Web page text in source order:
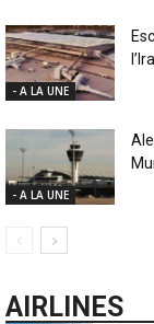
- A LA UNE
- A LA UNE
AIRLINES